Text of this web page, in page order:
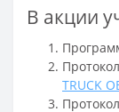
В акции
TRUCK